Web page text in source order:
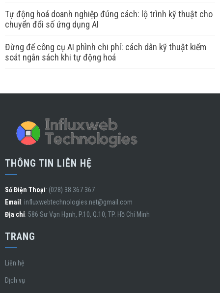
Tự động hoá doanh nghiệp đúng cách: lộ trình kỹ thuật cho
chuyển đổi số ứng dụng AI
Đừng để công cụ AI phình chi phí: cách dân kỹ thuật kiểm
soát ngân sách khi tự động hoá
THÔNG TIN LIÊN HỆ
Số Điện Thoại: (028) 38.367.367
Email : influxwebtechnologies.net@gmail.com
Địa chỉ: 586 Sư Vạn Hạnh, P.10, Q.10, TP. Hồ Chí Minh
TRANG
Liên hệ
Dịch vụ